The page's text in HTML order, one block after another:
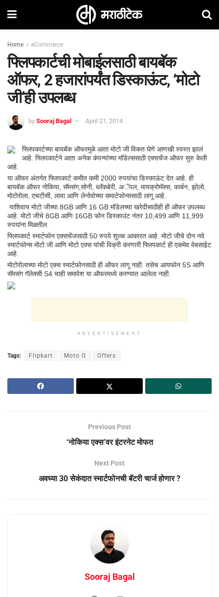
Home eCommerce
फ्लिपकार्टची मोबाईलसाठी बायबॅक
ऑफर, 2 हजारांपर्यंत डिस्काऊंट, ‘मोटो
जी’ही उपलब्ध
by Sooraj Bagal April 21, 2014
फ्लिपकार्टच्या बायबॅक ऑफरमुळे आता मोटो जी विकत घेणे आणखी स्वस्त झालं
आहे. फ्लिपकार्टने आता अनेक कंपन्यांच्या मॉडेल्ससाठी एक्सचेंज ऑफर सुरु केली
आहे.
या ऑफर अंतर्गत फ्लिपकार्ट कमीत कमी 2000 रुपयांचा डिस्काऊंट देत आहे. ही
बायबॅक ऑफर नोकिया, सॅमसंग,सोनी, ब्लॅकबेरी, अॅपल, मायक्रोमॅक्स, कार्बन, झोलो,
मोटोरोला, एचटीसी, लावा आणि लेनोवोच्या समार्टफोन्ससाठी लागू आहे.
याशिवाय मोटो जीच्या 8GB आणि 16 GB मॉडेलच्या खरेदीसाठीही ही ऑफर उपलब्ध
आहे. मोटो जीचे 8GB आणि 16GB फोन डिस्काउंट नंतर 10,499 आणि 11,999
रुपयांना मिळतील.
फ्लिपकार्ट स्मार्टफोन एक्सचेंजसाठी 50 रुपये शुल्क आकारत आहे. मोटो जीचे दोन नवे
स्मार्टफोन्स मोटो जी आणि मोटो एक्स यांची विक्री करणारी फ्लिपकार्ट ही एकमेव वेबसाईट
आहे.
मोटोरोलाच्या मोटो एक्स स्मार्टफोनसाठी ही ऑफर लागू नाही. तसेच आयफोन 5S आणि
सॅमसंग गॅलेक्सी S4 चाही समावेश या ऑफरमध्ये करण्यात आलेला नाही.
ADVERTISEMENT
Tags: Flipkart Moto G Offers
Previous Post
‘नोकिया एक्स’वर इंटरनेट मोफत
Next Post
अवघ्या 30 सेकंदात स्मार्टफोनची बॅटरी चार्ज होणार ?
Sooraj Bagal